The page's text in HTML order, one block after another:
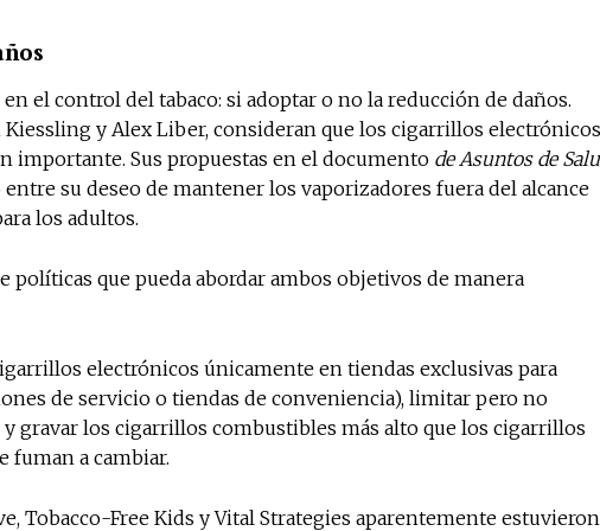
el control del tabaco: si adoptar o no la reducción de daños.
Kiessling y Alex Liber, consideran que los cigarrillos electrónicos
importante. Sus propuestas en el documento de Asuntos de
su deseo de mantener los vaporizadores fuera del alcance
los adultos.
políticas que pueda abordar ambos objetivos de manera
electrónicos únicamente en tiendas exclusivas para
de servicio o tiendas de conveniencia), limitar pero no
gravar los cigarrillos combustibles más alto que los cigarrillos
fuman a cambiar.
Tobacco-Free Kids y Vital Strategies aparentemente estuvieron